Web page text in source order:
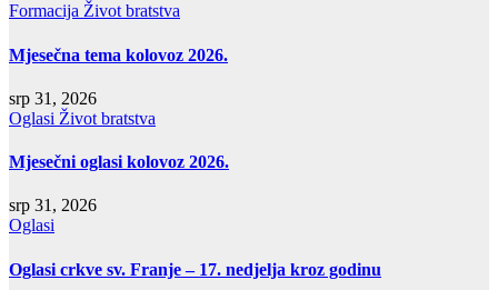
Formacija Život bratstva
Mjesečna tema kolovoz 2026.
srp 31, 2026
Oglasi Život bratstva
Mjesečni oglasi kolovoz 2026.
srp 31, 2026
Oglasi
Oglasi crkve sv. Franje – 17. nedjelja kroz godinu